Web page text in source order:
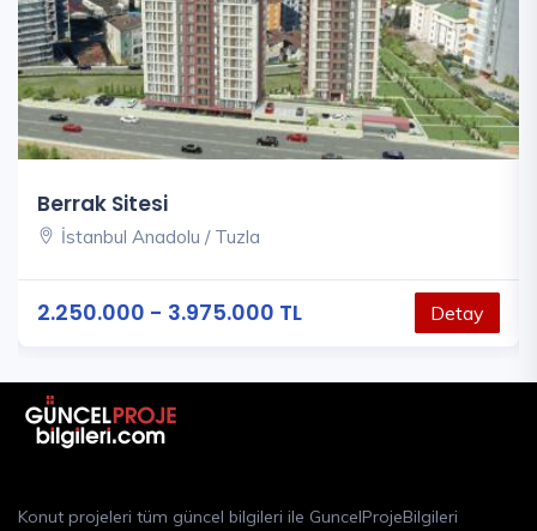
Berrak Sitesi
İstanbul Anadolu / Tuzla
2.250.000 - 3.975.000 TL Detay
Konut projeleri tüm güncel bilgileri ile GuncelProjeBilgileri